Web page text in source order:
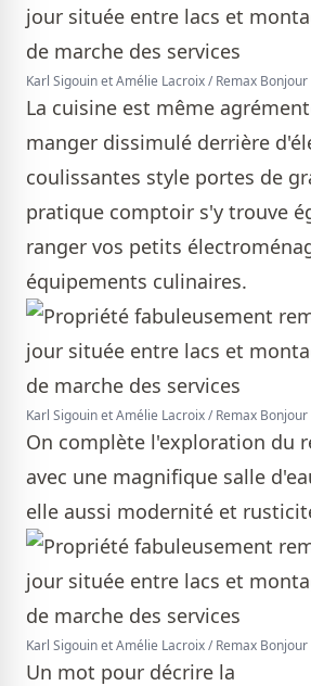
Karl Sigouin et Amélie Lacroix / Remax Bonjour
La cuisine est même
manger dissimulé derrière
coulissantes style portes de
pratique comptoir s'y trouve
ranger vos petits
équipements culinaires.
Karl Sigouin et Amélie Lacroix / Remax Bonjour
On complète l'exploration du
avec une magnifique salle
elle aussi modernité et
Karl Sigouin et Amélie Lacroix / Remax Bonjour
Un mot pour décrire la